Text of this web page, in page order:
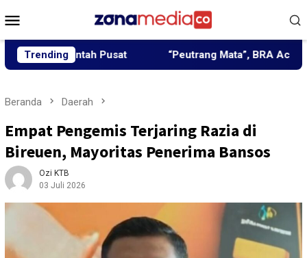
ke
Mobile
Trending
Pusat “Peutrang Mata”, BRA Aceh Utara
Beranda Daerah
Empat Pengemis Terjaring Razia di
Bireuen, Mayoritas Penerima Bansos
Ozi KTB
03 Juli 2026